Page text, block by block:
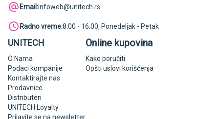
Email:infoweb@unitech.rs
Radno vreme:8:00 - 16:00, Ponedeljak - Petak
UNITECH
O Nama
Podaci kompanije
Kontaktirajte nas
Prodavnice
Distributeri
UNITECH Loyalty
Prijavite se na newsletter
Online kupovina
Kako poručiti
Opšti uslovi korišćenja